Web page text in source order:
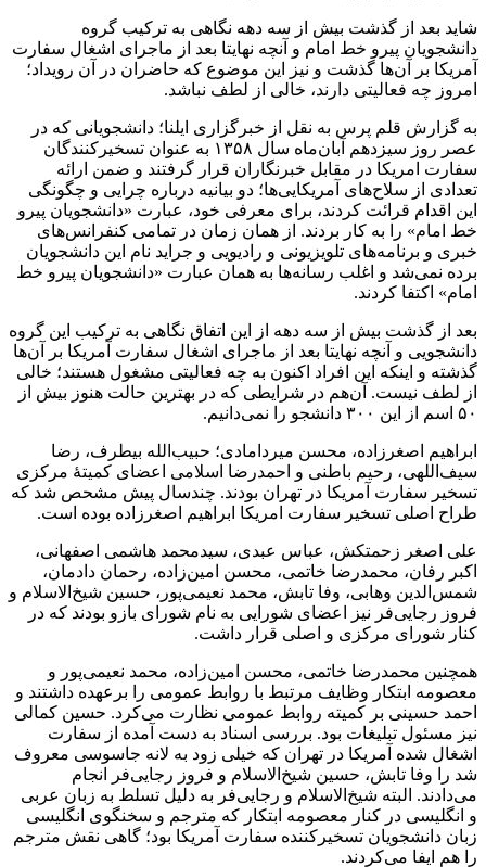
شاید بعد از گذشت بیش از سه دهه نگاهی به ترکیب گروه
دانشجویان پیرو خط امام و آنچه نهایتا بعد از ماجرای اشغال سفارت
آمریکا بر آن‌ها گذشت و نیز این موضوع که حاضران در آن رویداد؛
امروز چه فعالیتی دارند، خالی از لطف نباشد.
به گزارش قلم پرس به نقل از خبرگزاری ایلنا؛ دانشجویانی که در
عصر روز سیزدهم آبان‌ماه سال ۱۳۵۸ به عنوان تسخیرکنندگان
سفارت امریکا در مقابل خبرنگاران قرار گرفتند و ضمن ارائه
تعدادی از سلاح‌های آمریکایی‌ها؛ دو بیانیه درباره چرایی و چگونگی
این اقدام قرائت کردند، برای معرفی خود، عبارت «دانشجویان پیرو
خط امام» را به کار بردند. از همان زمان در تمامی کنفرانس‌‌های
خبری و برنامه‌های تلویزیونی و رادیویی و جراید نام این دانشجویان
برده نمی‌شد و اغلب رسانه‌ها به همان عبارت «دانشجویان پیرو خط
امام» اکتفا کردند.
بعد از گذشت بیش از سه دهه از این اتفاق نگاهی به ترکیب این گروه
دانشجویی و آنچه نهایتا بعد از ماجرای اشغال سفارت آمریکا بر آن‌ها
گذشته و اینکه این افراد اکنون به چه فعالیتی مشغول هستند؛ خالی
از لطف نیست. آن‌هم در شرایطی که در بهترین حالت هنوز بیش از
۵۰ اسم از این ۳۰۰ دانشجو را نمی‌دانیم.
ابراهیم اصغرزاده، محسن میردامادی؛ حبیب‌الله بیطرف، رضا
سیف‌اللهی، رحیم باطنی و احمدرضا اسلامی اعضای کمیتهٔ مرکزی
تسخیر سفارت آمریکا در تهران بودند. چندسال پیش مشحص شد که
طراح اصلی تسخیر سفارت امریکا ابراهیم اصغرزاده بوده است.
علی اصغر زحمتکش، عباس عبدی، سیدمحمد هاشمی اصفهانی،
اکبر رفان، محمدرضا خاتمی، محسن امین‌زاده، رحمان دادمان،
شمس‌الدین وهابی، وفا تابش، محمد نعیمی‌پور، حسین شیخ‌الاسلام و
فروز رجایی‌فر نیز اعضای شورایی به نام شورای بازو بودند که در
کنار شورای مرکزی و اصلی قرار داشت.
همچنین محمدرضا خاتمی، محسن امین‌زاده، محمد نعیمی‌پور و
معصومه ابتکار وظایف مرتبط با روابط‌ عمومی را برعهده داشتند و
احمد حسینی بر کمیته روابط عمومی نظارت می‌کرد. حسین کمالی
نیز مسئول تبلیغات بود. بررسی اسناد به دست آمده از سفارت
اشغال شده آمریکا در تهران که خیلی زود به لانه جاسوسی معروف
شد را وفا تابش، حسین شیخ‌الاسلام و فروز رجایی‌فر انجام
می‌دادند. البته شیخ‌الاسلام و رجایی‌فر به دلیل تسلط به زبان عربی
و انگلیسی در کنار معصومه ابتکار که مترجم و سخنگوی انگلیسی
زبان دانشجویان تسخیرکننده سفارت آمریکا بود؛ گاهی نقش مترجم
را هم ایفا می‌کردند.